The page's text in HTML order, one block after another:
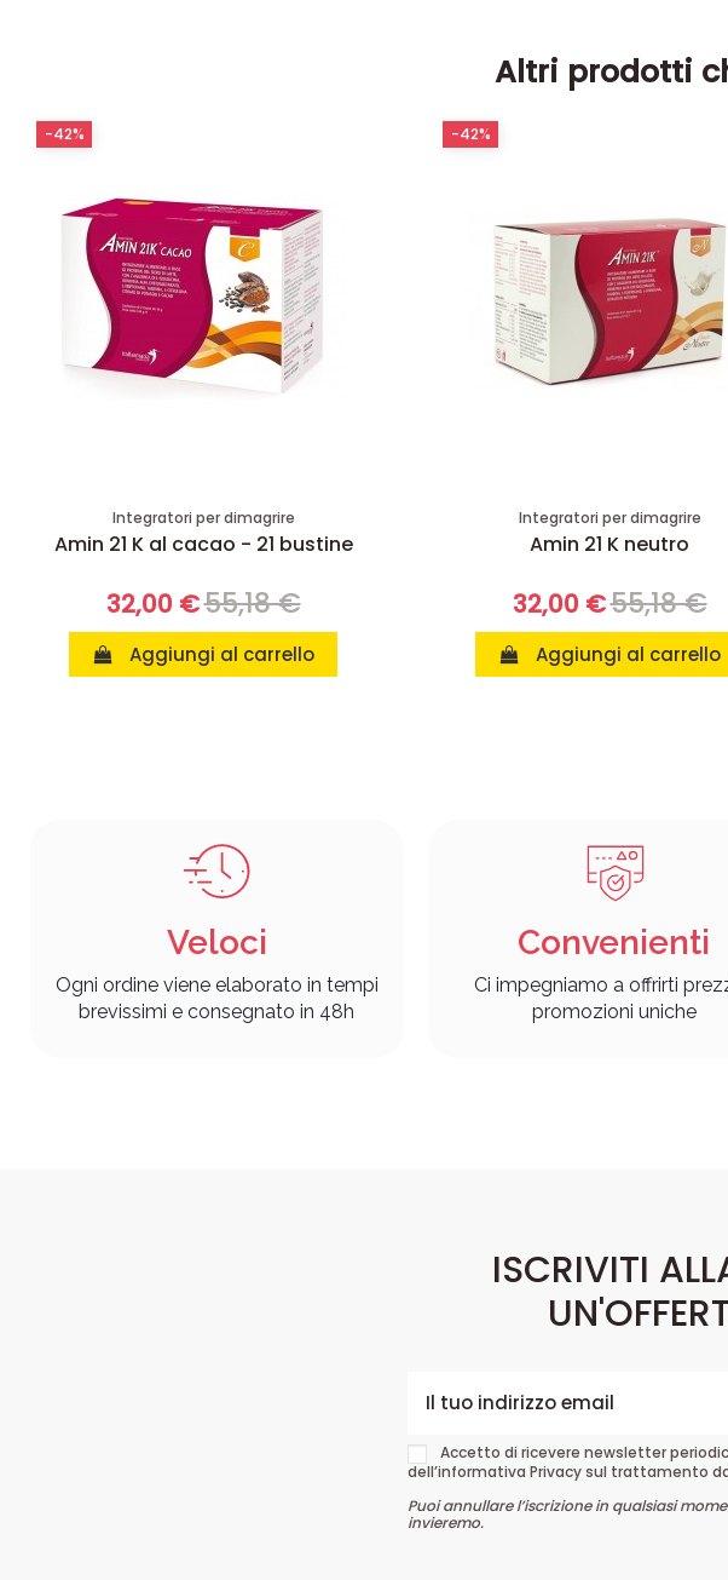
Altri prodotti
Integratori per dimagrire
Amin 21 K al cacao - 21 bustine
32,00 €55,18 €
Aggiungi al carrello
-42%
Integratori per dimagrire
Amin 21 K neutro
32,00 €55,18 €
Aggiungi al carrello
-42%
Veloci
Ogni ordine viene elaborato in tempi
brevissimi e consegnato in 48h
Convenienti
Ci impegniamo a offrirti
promozioni uniche
ISCRIVITI
Accetto di ricevere newsletter
dell’informativa Privacy sul trattamento
Puoi annullare l’iscrizione in qualsiasi
invieremo.